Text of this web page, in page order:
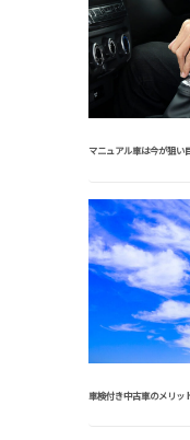
マニュアル車は今が狙い
車検付き中古車のメリッ